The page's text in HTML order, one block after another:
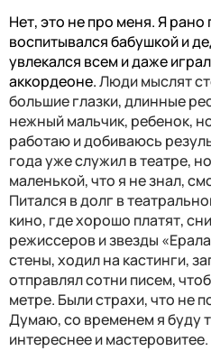
Нет, это не про меня. Я рано
воспитывался бабушкой и
увлекался всем и даже
аккордеоне.Люди мыслят
большие глазки, длинные
нежный мальчик, ребенок,
работаю и добиваюсь
года уже служил в театре,
маленькой, что я не знал,
Питался в долг в
кино, где хорошо платят,
режиссеров и звезды
стены, ходил на кастинги,
отправлял сотни писем,
метре. Были страхи, что не
Думаю, со временем я буду
интереснее и мастеровитее.